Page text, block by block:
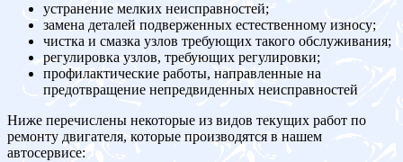
устранение мелких неисправностей;
замена деталей подверженных естественному износу;
чистка и смазка узлов требующих такого обслуживания;
регулировка узлов, требующих регулировки;
профилактические работы, направленные на
предотвращение непредвиденных неисправностей
Ниже перечислены некоторые из видов текущих работ по
ремонту двигателя, которые производятся в нашем
автосервисе: